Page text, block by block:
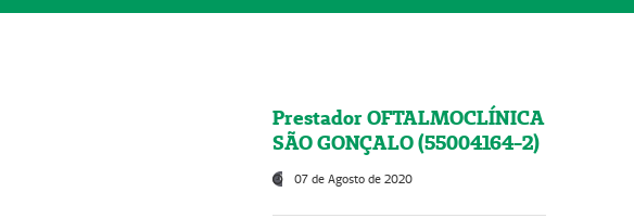
Prestador OFTALMOCLÍNICA
SÃO GONÇALO (55004164-2)
07 de Agosto de 2020